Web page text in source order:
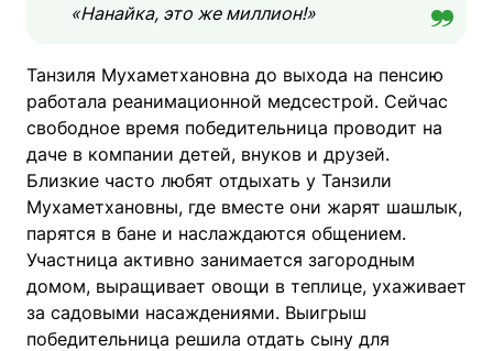
«Нанайка, это же миллион!»
Танзиля Мухаметхановна до выхода на пенсию
работала реанимационной медсестрой. Сейчас
свободное время победительница проводит на
даче в компании детей, внуков и друзей.
Близкие часто любят отдыхать у Танзили
Мухаметхановны, где вместе они жарят шашлык,
парятся в бане и наслаждаются общением.
Участница активно занимается загородным
домом, выращивает овощи в теплице, ухаживает
за садовыми насаждениями. Выигрыш
победительница решила отдать сыну для